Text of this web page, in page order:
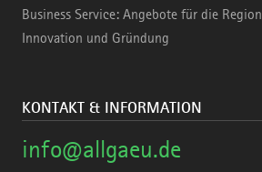
Business Service: Angebote für die Region
Innovation und Gründung
KONTAKT & INFORMATION
info@allgaeu.de